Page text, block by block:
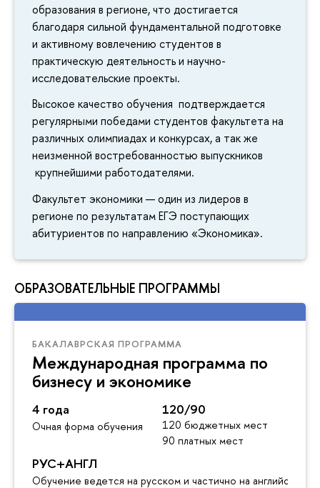
образования в регионе, что достигается
благодаря сильной фундаментальной подготовке
и активному вовлечению студентов в
практическую деятельность и научно-
исследовательские проекты.
Высокое качество обучения подтверждается
регулярными победами студентов факультета на
различных олимпиадах и конкурсах, а так же
неизменной востребованностью выпускников
крупнейшими работодателями.
Факультет экономики — один из лидеров в
регионе по результатам ЕГЭ поступающих
абитуриентов по направлению «Экономика».
ОБРАЗОВАТЕЛЬНЫЕ ПРОГРАММЫ
БАКАЛАВРСКАЯ ПРОГРАММА
Международная программа по
бизнесу и экономике
4 года
Очная форма обучения
120/90
120 бюджетных мест
90 платных мест
РУС+АНГЛ
Обучение ведется на русском и частично на английском